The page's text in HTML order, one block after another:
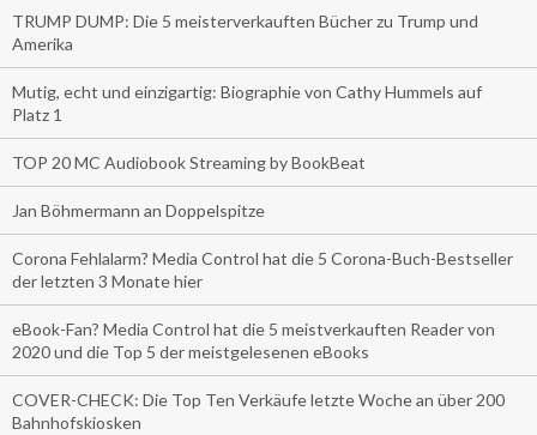
TRUMP DUMP: Die 5 meisterverkauften Bücher zu Trump und
Amerika
Mutig, echt und einzigartig: Biographie von Cathy Hummels auf
Platz 1
TOP 20 MC Audiobook Streaming by BookBeat
Jan Böhmermann an Doppelspitze
Corona Fehlalarm? Media Control hat die 5 Corona-Buch-Bestseller
der letzten 3 Monate hier
eBook-Fan? Media Control hat die 5 meistverkauften Reader von
2020 und die Top 5 der meistgelesenen eBooks
COVER-CHECK: Die Top Ten Verkäufe letzte Woche an über 200
Bahnhofskiosken